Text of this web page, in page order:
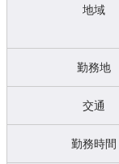
地域
勤務地
交通
勤務時間